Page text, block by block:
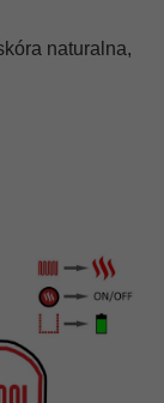
naturalna,